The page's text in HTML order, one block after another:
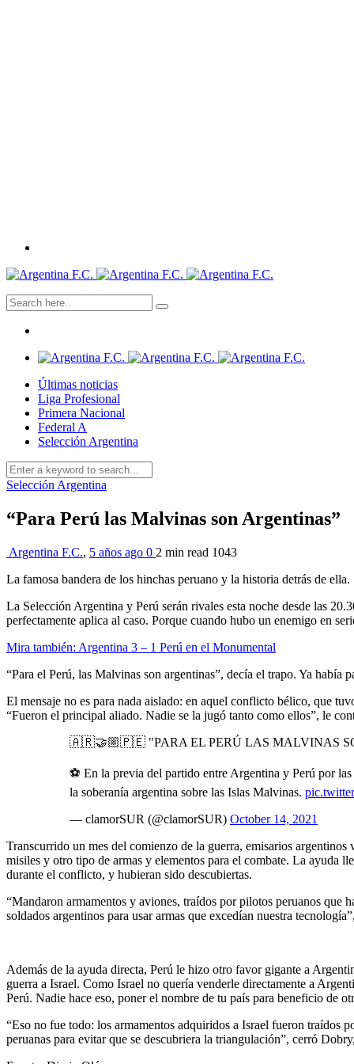
Últimas noticias
Liga Profesional
Primera Nacional
Federal A
Selección Argentina
Selección Argentina
“Para Perú las Malvinas son Argentinas”
Argentina F.C., 5 años ago 0 2 min read 1043
La famosa bandera de los hinchas peruano y la historia detrás de ella.
La Selección Argentina y Perú serán rivales esta noche desde las
perfectamente aplica al caso. Porque cuando hubo un enemigo en
Mira también: Argentina 3 – 1 Perú en el Monumental
“Para el Perú, las Malvinas son argentinas”, decía el trapo. Ya
El mensaje no es para nada aislado: en aquel conflicto bélico, que
“Fueron el principal aliado. Nadie se la jugó tanto como ellos”, le
🇦🇷🤝🏼🇵🇪 "PARA EL PERÚ LAS MALVINAS
⚽️ En la previa del partido entre Argentina y Perú por
la soberanía argentina sobre las Islas Malvinas.
— clamorSUR (@clamorSUR) October 14, 2021
Transcurrido un mes del comienzo de la guerra, emisarios
misiles y otro tipo de armas y elementos para el combate. La ayuda
durante el conflicto, y hubieran sido descubiertas.
“Mandaron armamentos y aviones, traídos por pilotos peruanos que
soldados argentinos para usar armas que excedían nuestra
Además de la ayuda directa, Perú le hizo otro favor gigante a
guerra a Israel. Como Israel no quería venderle directamente a
Perú. Nadie hace eso, poner el nombre de tu país para beneficio de
“Eso no fue todo: los armamentos adquiridos a Israel fueron traídos
peruanas para evitar que se descubriera la triangulación”, cerró